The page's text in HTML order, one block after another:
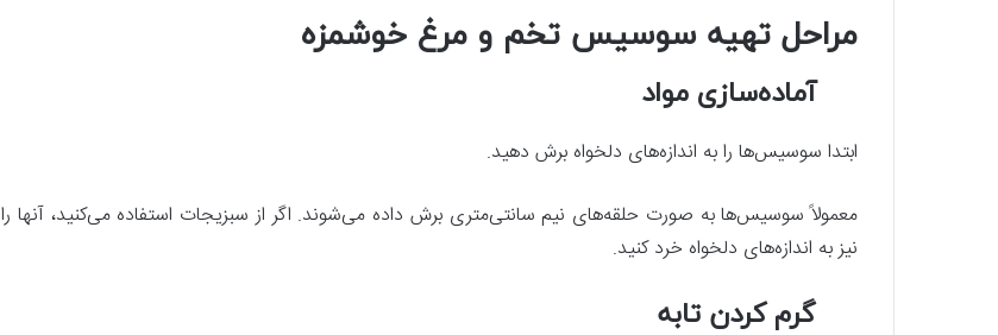
مراحل تهیه سوسیس تخم و مرغ خوشمزه
آماده‌سازی مواد
ابتدا سوسیس‌ها را به اندازه‌های دلخواه برش دهید.
معمولاً سوسیس‌ها به صورت حلقه‌های نیم سانتی‌متری برش داده می‌شوند. اگر از سبزیجات استفاده می‌کنید، آنها را
نیز به اندازه‌های دلخواه خرد کنید.
گرم کردن تابه